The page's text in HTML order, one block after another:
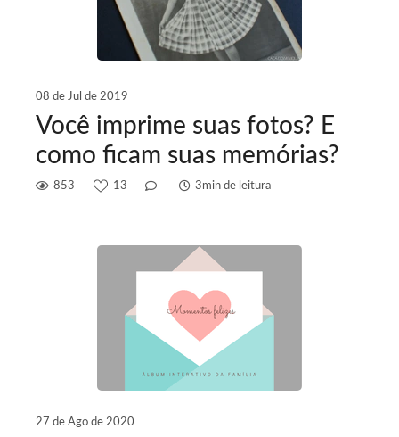
08 de Jul de 2019
Você imprime suas fotos? E
como ficam suas memórias?
853 13 3min de leitura
27 de Ago de 2020